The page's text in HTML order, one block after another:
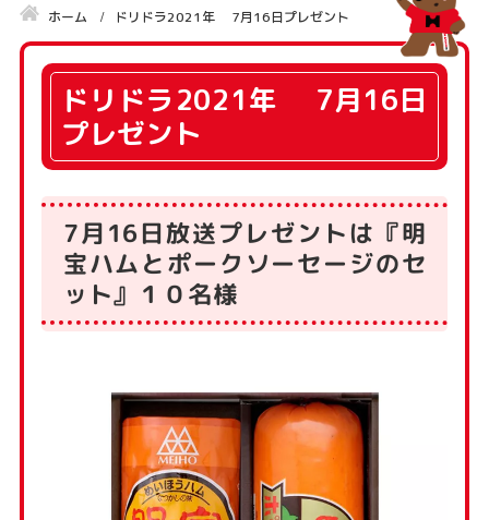
ホーム ドリドラ2021年 7月16日プレゼント
ドリドラ2021年 7月16日
プレゼント
7月16日放送プレゼントは『明
宝ハムとポークソーセージのセ
ット』１０名様